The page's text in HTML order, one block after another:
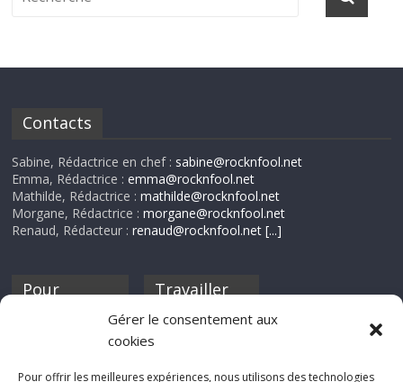
Gérer le consentement aux
cookies
Pour offrir les meilleures expériences, nous utilisons des technologies
Contacts
Sabine, Rédactrice en chef : sabine@rocknfool.net
Emma, Rédactrice :emma@rocknfool.net
Mathilde, Rédactrice :mathilde@rocknfool.net
Morgane, Rédactrice :morgane@rocknfool.net
Renaud, Rédacteur :renaud@rocknfool.net [...]
Pour
discothèque
Travailler
Si tu souhaites